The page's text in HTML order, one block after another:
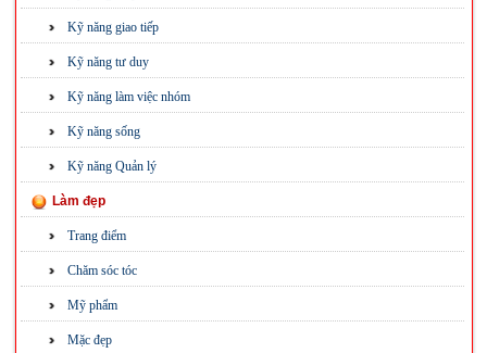
Kỹ năng giao tiếp
Kỹ năng tư duy
Kỹ năng làm việc nhóm
Kỹ năng sống
Kỹ năng Quản lý
Làm đẹp
Trang điểm
Chăm sóc tóc
Mỹ phẩm
Mặc đẹp